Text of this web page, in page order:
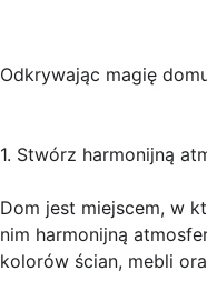
Odkrywając magię
1. Stwórz harmonijną
Dom jest miejscem, w
nim harmonijną
kolorów ścian, mebli